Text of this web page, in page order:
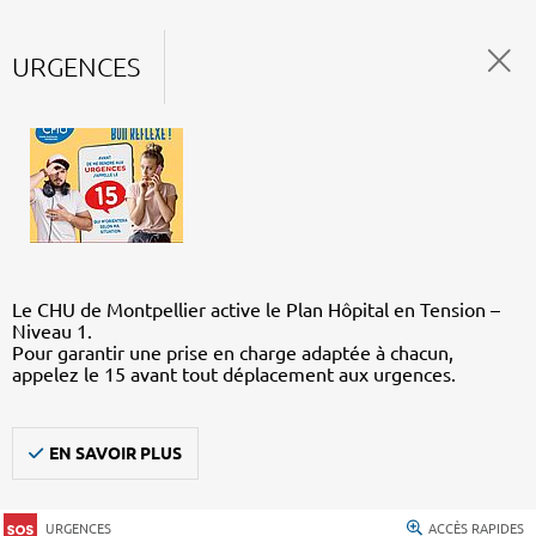
URGENCES
Le CHU de Montpellier active le Plan Hôpital en Tension –
Niveau 1.
Pour garantir une prise en charge adaptée à chacun,
appelez le 15 avant tout déplacement aux urgences.
EN SAVOIR PLUS
URGENCES ACCÈS RAPIDES